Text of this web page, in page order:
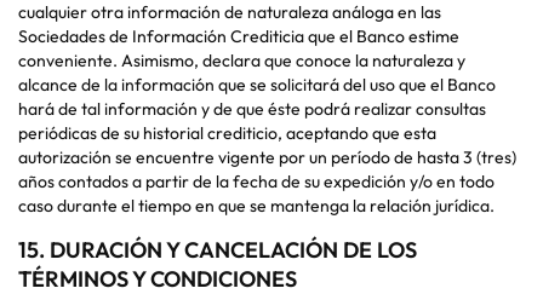
cualquier otra información de naturaleza análoga en las
Sociedades de Información Crediticia que el Banco estime
conveniente. Asimismo, declara que conoce la naturaleza y
alcance de la información que se solicitará del uso que el Banco
hará de tal información y de que éste podrá realizar consultas
periódicas de su historial crediticio, aceptando que esta
autorización se encuentre vigente por un período de hasta 3 (tres)
años contados a partir de la fecha de su expedición y/o en todo
caso durante el tiempo en que se mantenga la relación jurídica.
15. DURACIÓN Y CANCELACIÓN DE LOS
TÉRMINOS Y CONDICIONES